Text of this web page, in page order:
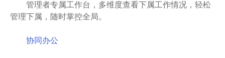
管理者专属工作台，多维度查看下属工作情况，轻松
管理下属，随时掌控全局。
协同办公